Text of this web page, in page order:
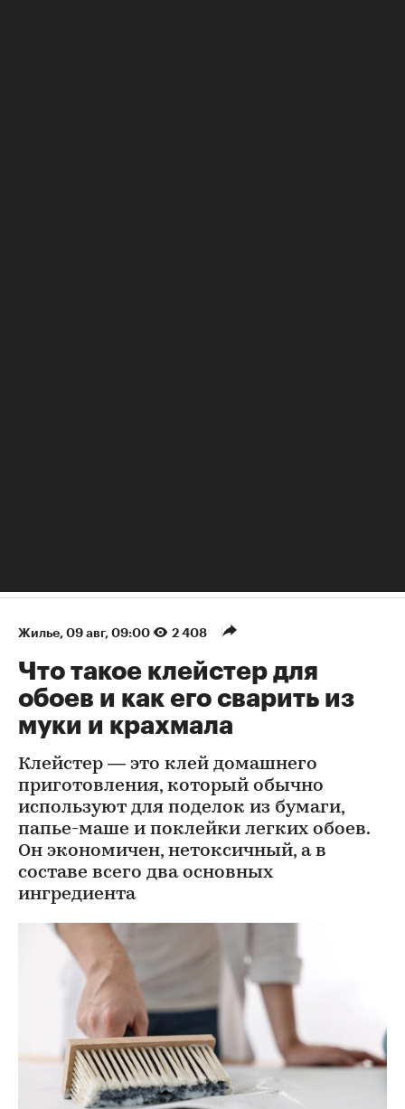
Жилье 09 авг, 09:00 2 408
Что такое клейстер для
обоев и как его сварить из
муки и крахмала
Клейстер — это клей домашнего
приготовления, который обычно
используют для поделок из бумаги,
папье-маше и поклейки легких обоев.
Он экономичен, нетоксичный, а в
составе всего два основных
ингредиента